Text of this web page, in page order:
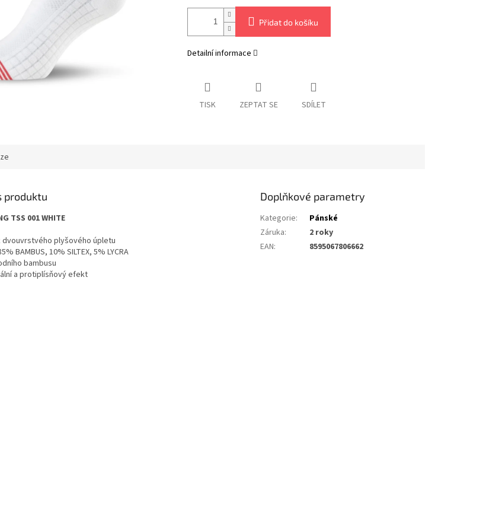
Přidat do košíku
Detailní informace
TISK ZEPTAT SE SDÍLET
produktu
TSS 001 WHITE
dvouvrstvého plyšového úpletu
BAMBUS, 10% SILTEX, 5% LYCRA
bambusu
a protiplísňový efekt
Doplňkové parametry
Kategorie:
Pánské
Záruka:
2 roky
EAN: 8595067806662